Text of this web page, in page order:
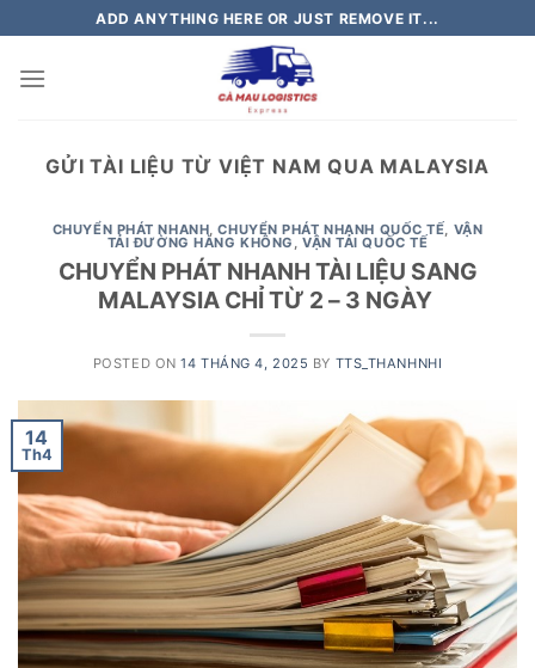
to
content
ADD ANYTHING HERE OR JUST REMOVE IT...
GỬI TÀI LIỆU TỪ VIỆT NAM QUA MALAYSIA
CHUYỂN PHÁT NHANH,CHUYỂN PHÁT NHANH QUỐC TẾ, VẬN
TẢI ĐƯỜNG HÀNG KHÔNG , VẬN TẢI QUỐC TẾ
CHUYỂN PHÁT NHANH TÀI LIỆU SANG
MALAYSIA CHỈ TỪ 2 – 3 NGÀY
POSTED ON14 THÁNG 4, 2025 BY TTS_THANHNHI
14
Th4